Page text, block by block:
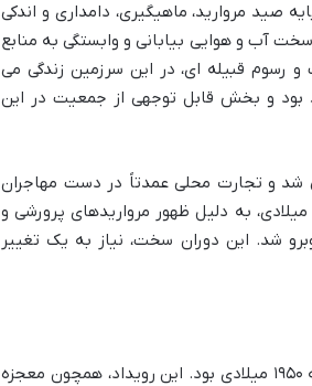
صید مروارید، ماهیگیری، دامداری و اندکی
آب و هوایی بیابانی و وابستگی به منابع
رسوم قبیله ای، در این سرزمین زندگی می
بود و بخش قابل توجهی از جمعیت در این
حدود ۶۰۰۰ نفر تخمین زده می شد و تجارت محلی عمدتاً در دست مهاجران
ایرانی و هندی بود. اما با افول صنعت مروارید در دهه های ۱۹۲۰ و ۱۹۳۰ میلادی، به دلیل ظهور مرواریدهای پرورشی و
شد. این دوران سخت، نیاز به یک تغییر
نقطه عطف واقعی در تاریخ ابوظبی، کشف ذخایر عظیم نفت و گاز در دهه ۱۹۵۰ میلادی بود. این رویداد، همچون معجزه